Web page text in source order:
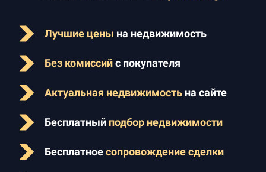
Лучшие цены на недвижимость
Без комиссийс покупателя
Актуальная недвижимость на сайте
Бесплатный подбор недвижимости
Бесплатноесопровождение сделки